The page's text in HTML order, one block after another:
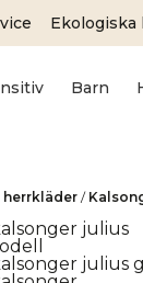
Ekologiska
Barn
/